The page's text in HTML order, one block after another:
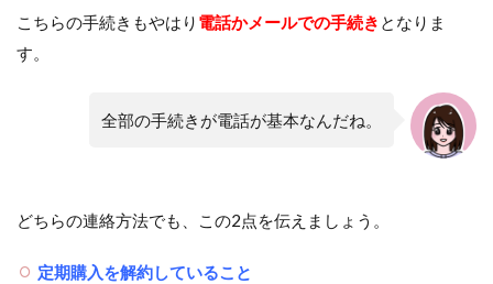
こちらの手続きもやはり 電話かメールでの手続き となりま
す。
全部の手続きが電話が基本なんだね。
どちらの連絡方法でも、この2点を伝えましょう。
定期購入を解約していること